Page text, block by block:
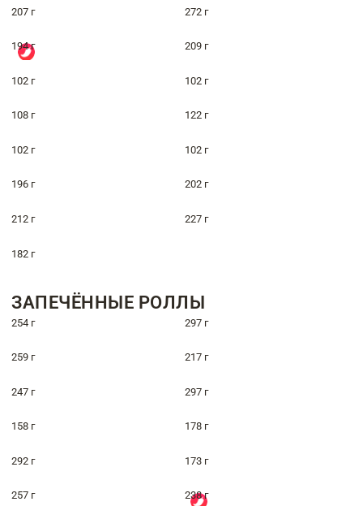
207 г 272 г
194 г 209 г
102 г 102 г
108 г 122 г
102 г 102 г
196 г 202 г
212 г 227 г
182 г
ЗАПЕЧЁННЫЕ РОЛЛЫ
254 г 297 г
259 г 217 г
247 г 297 г
158 г 178 г
292 г 173 г
257 г 238 г